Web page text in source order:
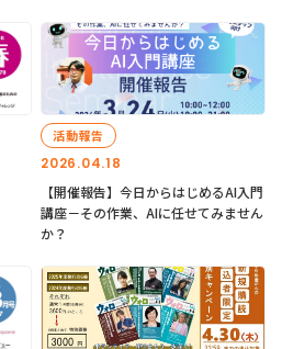
2026.04.18
活動報告
【開催報告】今日からはじめるAI入門
講座－その作業、AIに任せてみません
か？